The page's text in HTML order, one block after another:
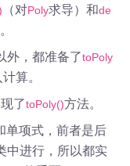
（对Poly求导）和de
外，都准备了toPoly
算。
了toPoly()方法。
单项式，前者是后
中进行，所以都实